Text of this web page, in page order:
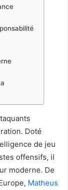
Doté
de jeu
offensifs, il
moderne. De
Matheus